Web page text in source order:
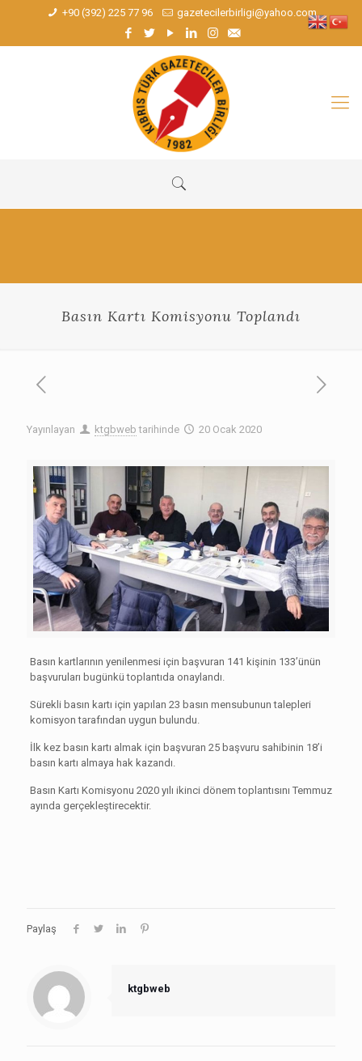
+90 (392) 225 77 96 gazetecilerbirligi@yahoo.com
Basın Kartı Komisyonu Toplandı
Yayınlayan ktgbweb tarihinde 20 Ocak 2020
Basın kartlarının yenilenmesi için başvuran 141 kişinin 133’ünün
başvuruları bugünkü toplantıda onaylandı.
Sürekli basın kartı için yapılan 23 basın mensubunun talepleri
komisyon tarafından uygun bulundu.
İlk kez basın kartı almak için başvuran 25 başvuru sahibinin 18’i
basın kartı almaya hak kazandı.
Basın Kartı Komisyonu 2020 yılı ikinci dönem toplantısını Temmuz
ayında gerçekleştirecektir.
Paylaş
ktgbweb